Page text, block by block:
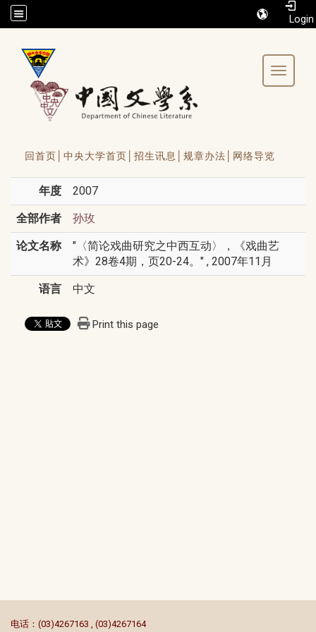
/accesskey"" title="Toolbar">:::
Toggle
回首页│ 中央大学首页│ 招生讯息│ 规章办法│ 网络导览
年度 2007
全部作者 孙玫
论文名称
"〈简论戏曲研究之中西互动〉，《戏曲艺
术》28卷4期，页20-24。" , 2007年11月
语言 中文
Print this page
电话：(03)4267163 , (03)4267164